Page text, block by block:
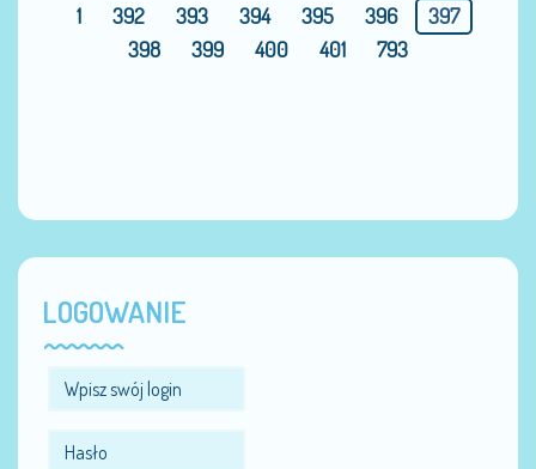
1 392 393 394 395 396
397
398
399 400 401 793
LOGOWANIE